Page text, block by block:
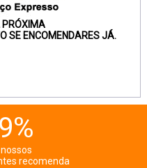
PRÓXIMA
SE ENCOMENDARES JÁ.
recomenda